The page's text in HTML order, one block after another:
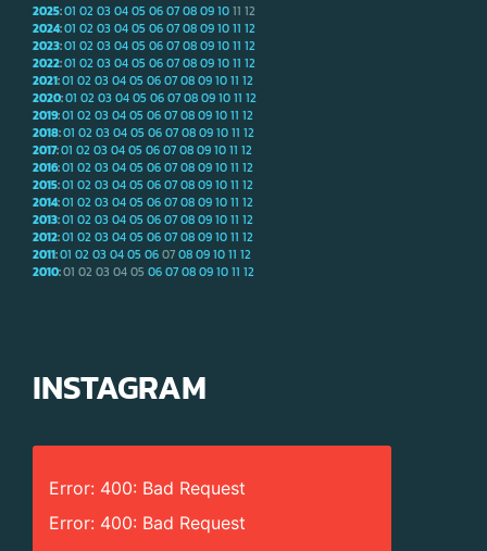
2025:01 02 030405060708091011 12
2024:01 02 030405060708091011 12
2023:01 02 030405060708091011 12
2022:01 02 030405060708091011 12
2021:01 02 030405060708091011 12
2020:01 02 030405060708091011 12
2019:01 02 030405060708091011 12
2018:01 02 030405060708091011 12
2017:01 02 030405060708091011 12
2016:01 02 030405060708091011 12
2015:01 02 030405060708091011 12
2014:01 02 030405060708091011 12
2013:01 02 030405060708091011 12
2012:01 02 030405060708091011 12
2011:01 02 030405060708091011 12
2010:01 02 03 0405 060708091011 12
INSTAGRAM
Error: 400: Bad Request
Error: 400: Bad Request